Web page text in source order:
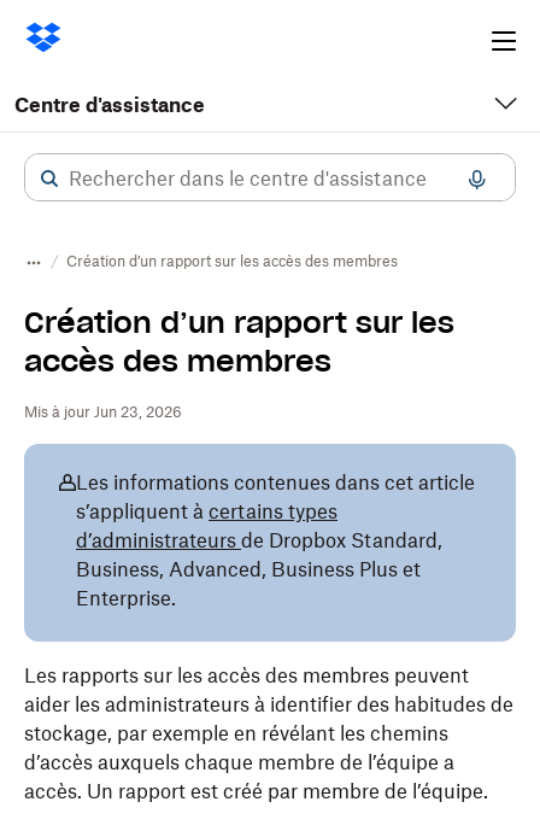
Centre d'assistance
Création d’un rapport sur les accès des membres
Création d’un rapport sur les
accès des membres
Mis à jour Jun 23, 2026
Les informations contenues dans cet article
s’appliquent à certains types
d’administrateurs de Dropbox Standard,
Business, Advanced, Business Plus et
Enterprise.
Les rapports sur les accès des membres peuvent
aider les administrateurs à identifier des habitudes de
stockage, par exemple en révélant les chemins
d’accès auxquels chaque membre de l’équipe a
accès. Un rapport est créé par membre de l’équipe.